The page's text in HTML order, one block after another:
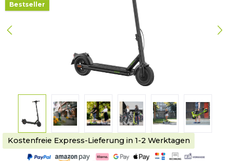
Bestseller
Kostenfreie Express-Lieferung in 1-2 Werktagen